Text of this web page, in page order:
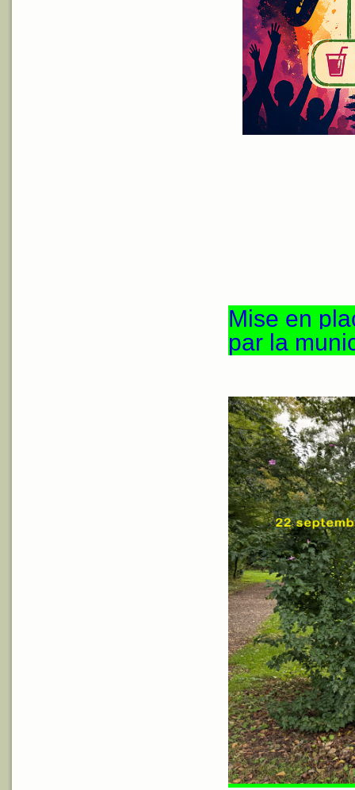
Mise en
par la